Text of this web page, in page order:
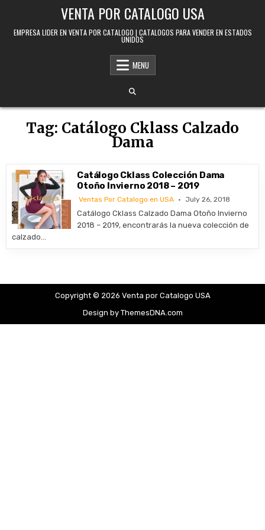
VENTA POR CATALOGO USA
EMPRESA LIDER EN VENTA POR CATALOGO | CATALOGOS PARA VENDER EN ESTADOS
UNIDOS
MENU
Tag: Catálogo Cklass Calzado
Dama
Catálogo Cklass Colección Dama
Otoño Invierno 2018 – 2019
Ventas Por Catalogo en USA July 26, 2018
Catálogo Cklass Calzado Dama Otoño Invierno
2018 – 2019, encontrarás la nueva colección de
calzado…
Copyright © 2026 Venta por Catalogo USA
Design by ThemesDNA.com